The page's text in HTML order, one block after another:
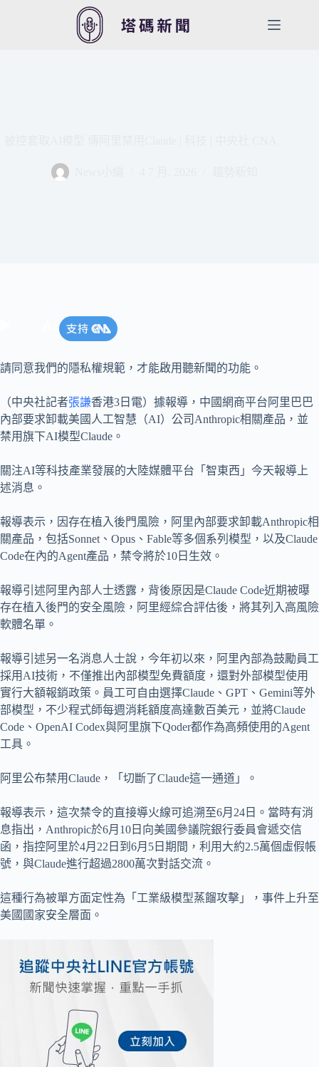
請同意我們的隱私權規範，才能啟用聽新聞的功能。
（中央社記者張謙香港3日電）據報導，中國網商平台阿里巴巴
內部要求卸載美國人工智慧（AI）公司Anthropic相關產品，並
禁用旗下AI模型Claude。
關注AI等科技產業發展的大陸媒體平台「智東西」今天報導上
述消息。
報導表示，因存在植入後門風險，阿里內部要求卸載Anthropic相
關產品，包括Sonnet、Opus、Fable等多個系列模型，以及Claude
Code在內的Agent產品，禁令將於10日生效。
報導引述阿里內部人士透露，背後原因是Claude Code近期被曝
存在植入後門的安全風險，阿里經綜合評估後，將其列入高風險
軟體名單。
報導引述另一名消息人士說，今年初以來，阿里內部為鼓勵員工
採用AI技術，不僅推出內部模型免費額度，還對外部模型使用
實行大額報銷政策。員工可自由選擇Claude、GPT、Gemini等外
部模型，不少程式師每週消耗額度高達數百美元，並將Claude
Code、OpenAI Codex與阿里旗下Qoder都作為高頻使用的Agent
工具。
阿里公布禁用Claude，「切斷了Claude這一通道」。
報導表示，這次禁令的直接導火線可追溯至6月24日。當時有消
息指出，Anthropic於6月10日向美國參議院銀行委員會遞交信
函，指控阿里於4月22日到6月5日期間，利用大約2.5萬個虛假帳
號，與Claude進行超過2800萬次對話交流。
這種行為被單方面定性為「工業級模型蒸餾攻擊」，事件上升至
美國國家安全層面。